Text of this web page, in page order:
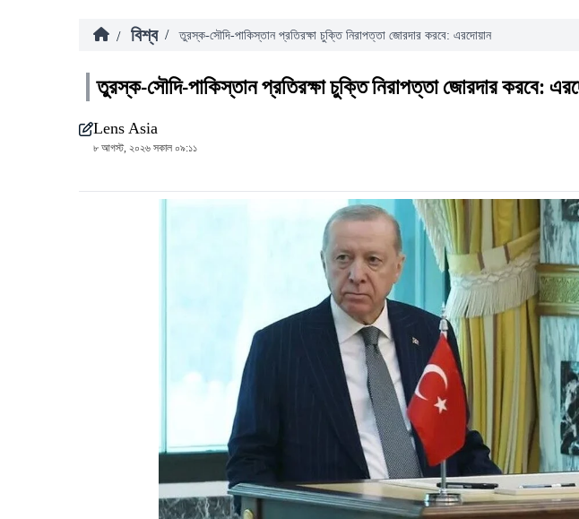
/ বিশ্ব / তুরস্ক-সৌদি-পাকিস্তান প্রতিরক্ষা চুক্তি নিরাপত্তা জোরদার করবে: এরদোয়ান
তুরস্ক-সৌদি-পাকিস্তান প্রতিরক্ষা চুক্তি নিরাপত্তা জোরদার করবে:
Lens Asia
৮ আগস্ট, ২০২৬ সকাল ০৯:১১